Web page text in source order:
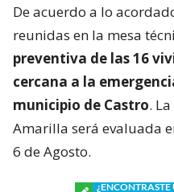
De acuerdo a lo
reunidas en la mesa
preventiva de las 16
cercana a la
municipio de Castro.
Amarilla será evaluada
6 de Agosto.
¿ENCONTRASTE